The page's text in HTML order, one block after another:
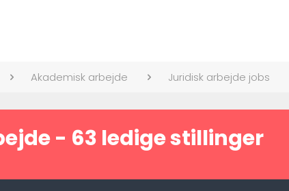
Akademisk arbejde Juridisk arbejde jobs
- 63 ledige stillinger